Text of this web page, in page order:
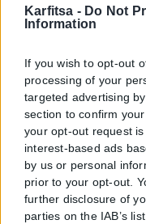
Karfitsa - Do Not
Information
If you wish to opt-out
processing of your
targeted advertising
section to confirm
your opt-out request
interest-based ads
by us or personal
prior to your opt-out.
further disclosure of
parties on the IAB’s